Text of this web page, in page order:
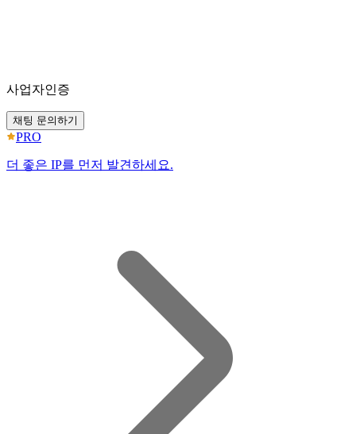
사업자인증
채팅 문의하기
PRO
더 좋은 IP를 먼저 발견하세요.